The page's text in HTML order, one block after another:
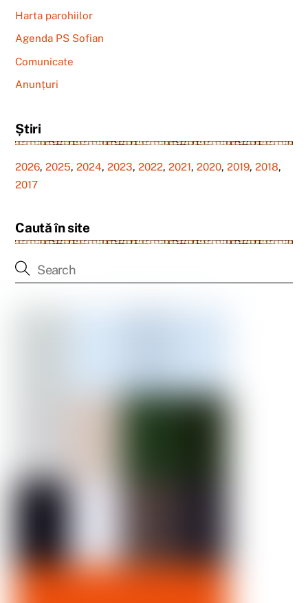
Harta parohiilor
Agenda PS Sofian
Comunicate
Anunțuri
Știri
2026,2025,2024,2023,2022,2021,2020,2019,2018,
2017
Caută în site